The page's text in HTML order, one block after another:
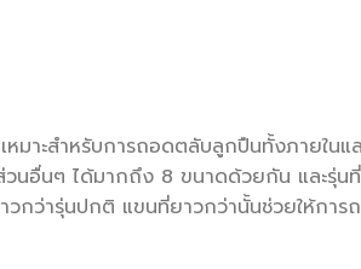
าะสำหรับการถอดตลับลูกปืนทั้งภายใน
วนอื่นๆ ได้มากถึง 8 ขนาดด้วยกัน และรุ่
กว่ารุ่นปกติ แขนที่ยาวกว่านั้นช่วยให้กา